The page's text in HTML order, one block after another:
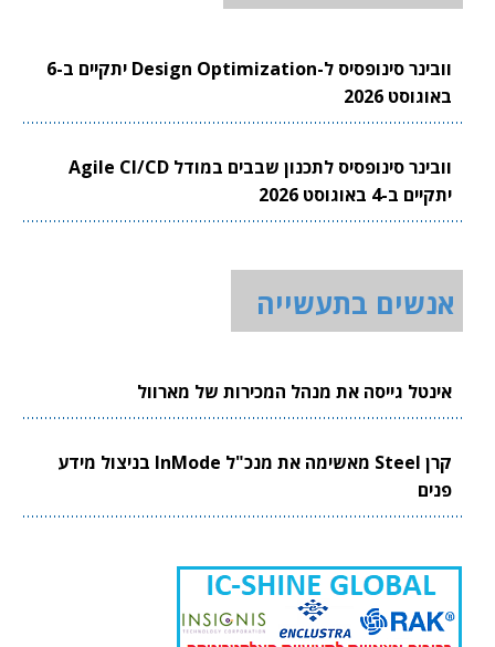
וובינר סינופסיס ל-Design Optimization יתקיים ב-6
באוגוסט 2026
וובינר סינופסיס לתכנון שבבים במודל Agile CI/CD
יתקיים ב-4 באוגוסט 2026
אנשים בתעשייה
אינטל גייסה את מנהל המכירות של מארוול
קרן Steel מאשימה את מנכ"ל InMode בניצול מידע
פנים